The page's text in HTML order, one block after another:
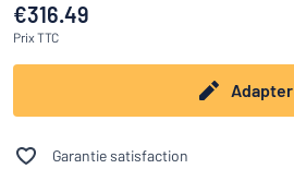
€316.49
PrixTTC
Adapter
Garantie satisfaction